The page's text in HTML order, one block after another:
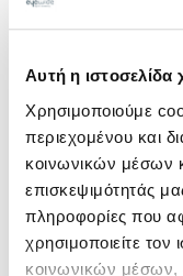
Αυτή η ιστοσελίδα
Χρησιμοποιούμε
περιεχομένου και
κοινωνικών μέσων
επισκεψιμότητάς
πληροφορίες που
χρησιμοποιείτε
κοινωνικών μέσων,
Σήμερα, ένα hotel
σημαντικότερα
εμπειρία
φιλοξενίας
direct bookings
ΣτηνEyewide,
συνδυάζουν
απόδοση,
ανταποκρίνονται
τουριστικής